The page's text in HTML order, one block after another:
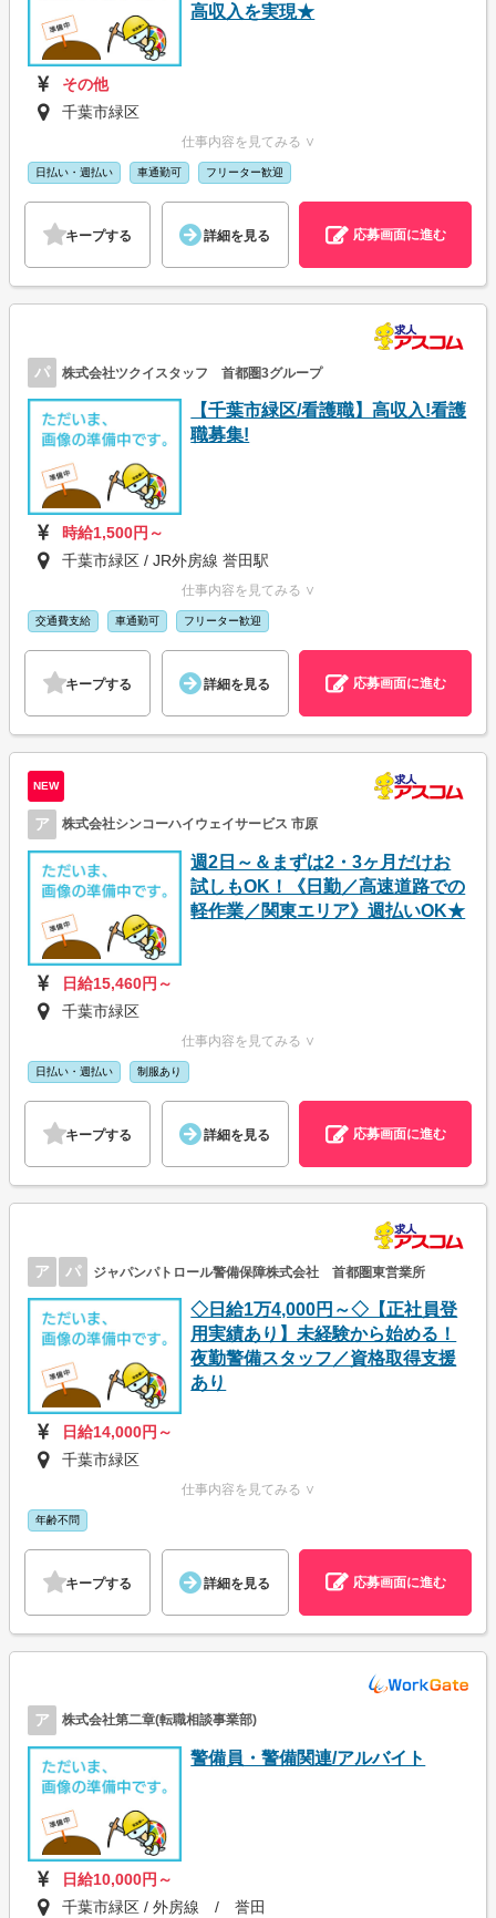
高収入を実現★
その他
千葉市緑区
仕事内容を見てみる ∨
日払い・週払い 車通勤可 フリーター歓迎
キープする 詳細を見る 応募画面に進む
パ 株式会社ツクイスタッフ 首都圏3グループ
【千葉市緑区/看護職】高収入!看護
職募集!
時給1,500円～
千葉市緑区 / JR外房線 誉田駅
仕事内容を見てみる ∨
交通費支給 車通勤可 フリーター歓迎
キープする 詳細を見る 応募画面に進む
NEW
ア 株式会社シンコーハイウェイサービス 市原
週2日～＆まずは2・3ヶ月だけお
試しもOK！《日勤／高速道路での
軽作業／関東エリア》週払いOK★
日給15,460円～
千葉市緑区
仕事内容を見てみる ∨
日払い・週払い 制服あり
キープする 詳細を見る 応募画面に進む
ア パ ジャパンパトロール警備保障株式会社 首都圏東営業所
◇日給1万4,000円～◇【正社員登
用実績あり】未経験から始める！
夜勤警備スタッフ／資格取得支援
あり
日給14,000円～
千葉市緑区
仕事内容を見てみる ∨
年齢不問
キープする 詳細を見る 応募画面に進む
ア 株式会社第二章(転職相談事業部)
警備員・警備関連/アルバイト
日給10,000円～
千葉市緑区 / 外房線 / 誉田